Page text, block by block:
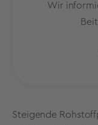
Wir
Steigende